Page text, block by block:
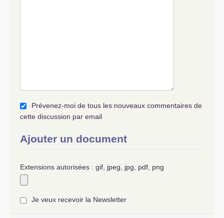
Prévenez-moi de tous les nouveaux commentaires de
cette discussion par email
Ajouter un document
Extensions autorisées : gif, jpeg, jpg, pdf, png
Je veux recevoir la Newsletter